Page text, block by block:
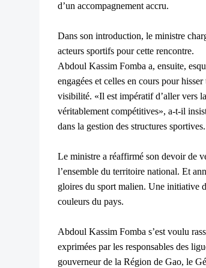
d’un accompagnement accru.
Dans son introduction, le ministre
acteurs sportifs pour cette rencontre.
Abdoul Kassim Fomba a, ensuite,
engagées et celles en cours pour
visibilité. «Il est impératif d’aller vers
véritablement compétitives», a-t-il
dans la gestion des structures sportives.
Le ministre a réaffirmé son devoir de
l’ensemble du territoire national. Et
gloires du sport malien. Une initiative
couleurs du pays.
Abdoul Kassim Fomba s’est voulu
exprimées par les responsables des
gouverneur de la Région de Gao, le